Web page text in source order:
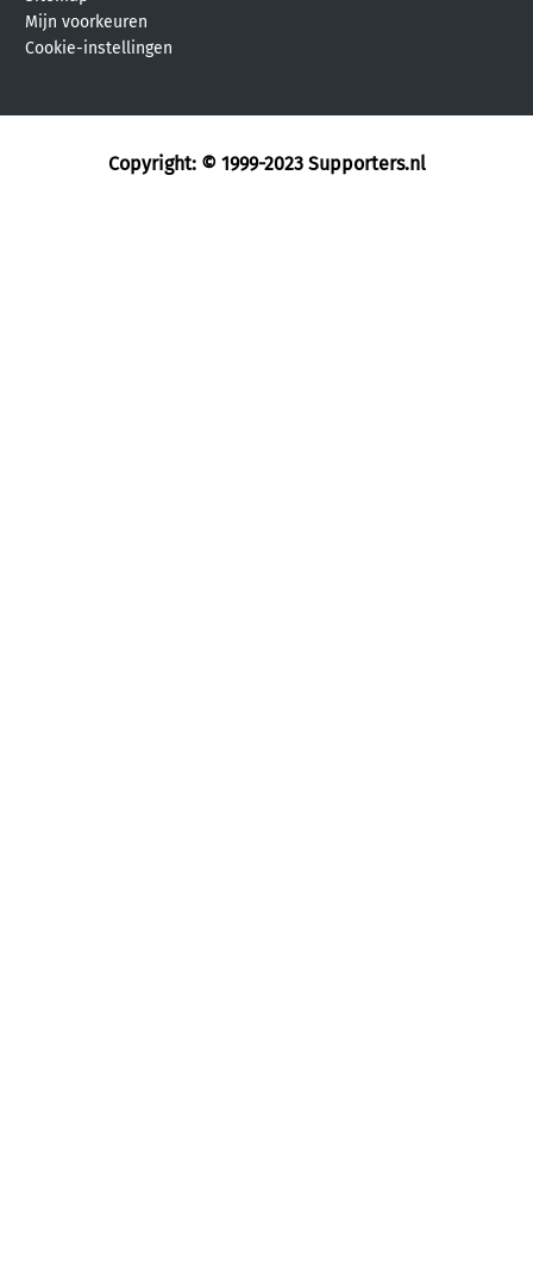
Mijn voorkeuren
Cookie-instellingen
Copyright: © 1999-2023 Supporters.nl